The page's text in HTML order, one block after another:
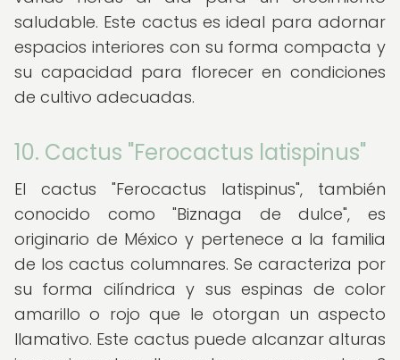
saludable. Este cactus es ideal para adornar
espacios interiores con su forma compacta y
su capacidad para florecer en condiciones
de cultivo adecuadas.
10. Cactus "Ferocactus latispinus"
El cactus "Ferocactus latispinus", también
conocido como "Biznaga de dulce", es
originario de México y pertenece a la familia
de los cactus columnares. Se caracteriza por
su forma cilíndrica y sus espinas de color
amarillo o rojo que le otorgan un aspecto
llamativo. Este cactus puede alcanzar alturas